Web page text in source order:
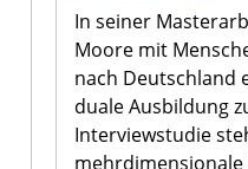
In seiner
Moore mit
nach Deutschland
duale Ausbildung
Interviewstudie